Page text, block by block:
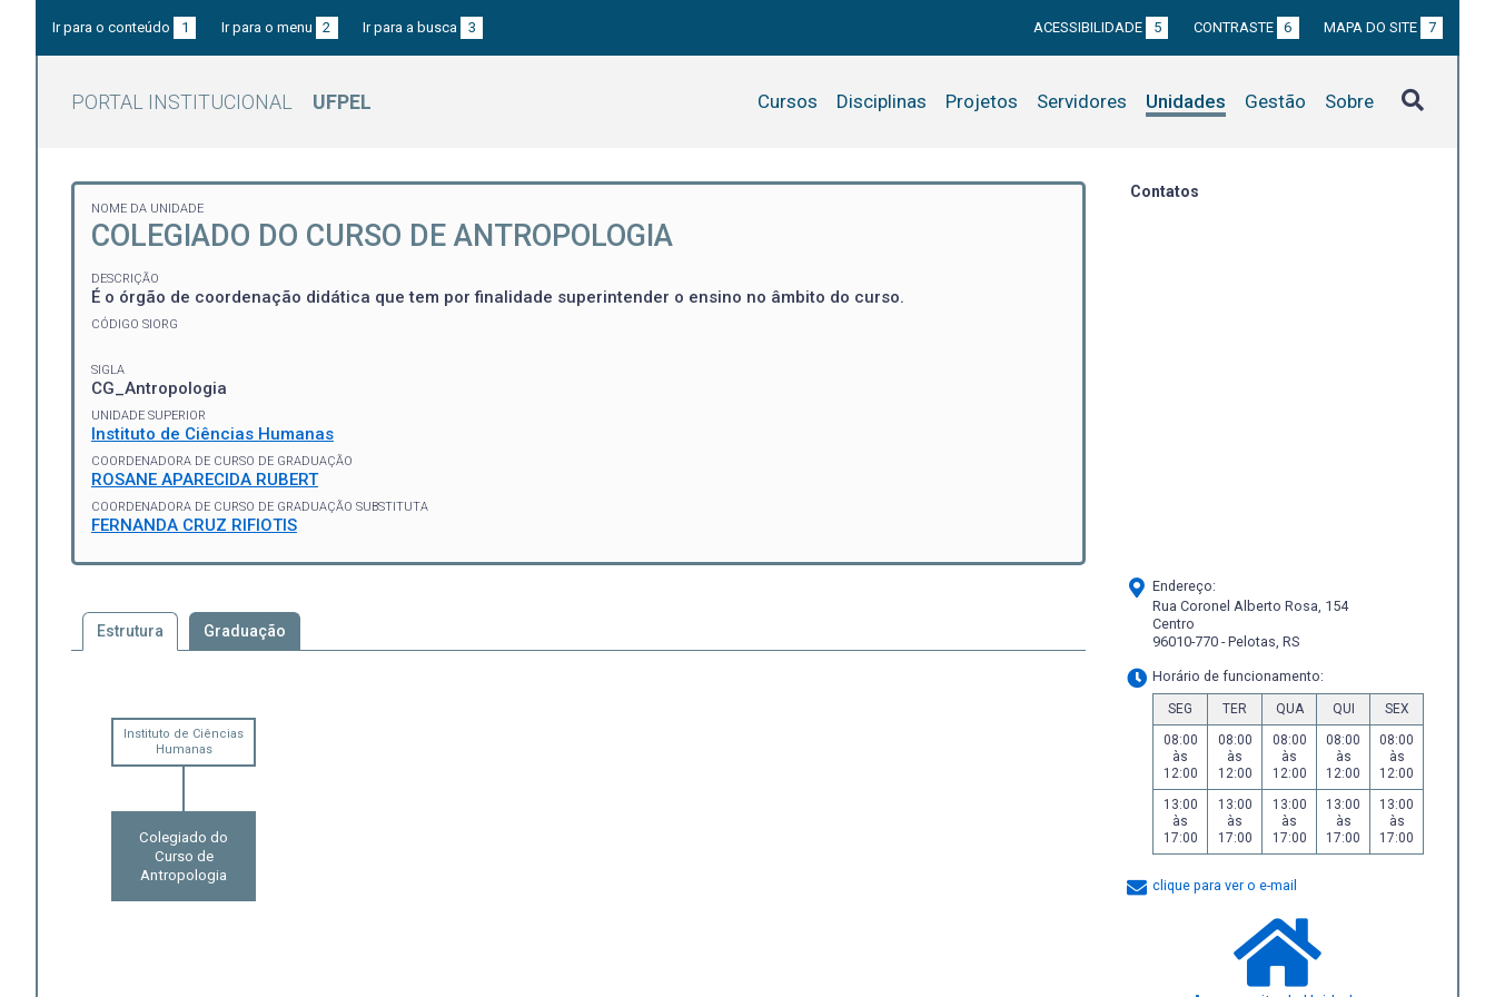
Ir para o conteúdo 1 Ir para o menu 2 Ir para a busca 3 ACESSIBILIDADE 5 CONTRASTE 6 MAPA DO SITE 7
PORTAL INSTITUCIONAL UFPEL Cursos Disciplinas Projetos Servidores Unidades Gestão Sobre
NOME DA UNIDADE
COLEGIADO DO CURSO DE ANTROPOLOGIA
DESCRIÇÃO
É o órgão de coordenação didática que tem por finalidade superintender o ensino no âmbito do curso.
CÓDIGO SIORG
SIGLA
CG_Antropologia
UNIDADE SUPERIOR
Instituto de Ciências Humanas
COORDENADORA DE CURSO DE GRADUAÇÃO
ROSANE APARECIDA RUBERT
COORDENADORA DE CURSO DE GRADUAÇÃO SUBSTITUTA
FERNANDA CRUZ RIFIOTIS
Estrutura Graduação
Instituto de Ciências
Humanas
Colegiado do
Curso de
Antropologia
Contatos
Endereço:
Rua Coronel Alberto Rosa, 154
Centro
96010-770 - Pelotas, RS
Horário de funcionamento:
SEG TER QUA QUI
SEX
08:00
às
12:00
08:00
às
12:00
08:00
às
12:00
08:00
às
12:00
08:00
às
12:00
13:00
às
17:00
13:00
às
17:00
13:00
às
17:00
13:00
às
17:00
13:00
às
17:00
clique para ver o e-mail